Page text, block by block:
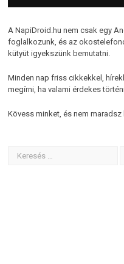
A NapiDroid.hu nem csak egy
foglalkozunk, és az
kütyüt igyekszünk bemutatni.
Minden nap friss cikkekkel,
megírni, ha valami érdekes
Kövess minket, és nem maradsz